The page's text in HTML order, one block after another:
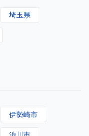
埼玉県
伊勢崎市